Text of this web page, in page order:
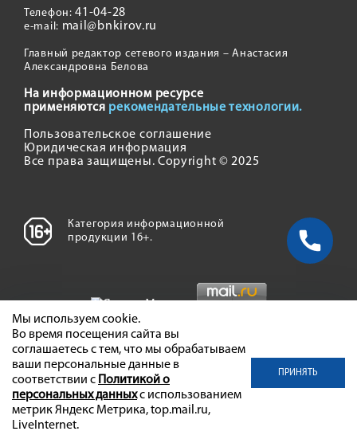
Телефон:41-04-28
e-mail: mail@bnkirov.ru
Главный редактор сетевого издания – Анастасия
Александровна Белова
На информационном ресурсе
применяются рекомендательные технологии.
Пользовательское соглашение
Юридическая информация
Все права защищены. Copyright © 2025
Категория информационной
продукции 16+.
Мы используем cookie.
Во время посещения сайта вы
соглашаетесь с тем, что мы обрабатываем
ваши персональные данные в
соответствии с Политикой о
персональных данныхс использованием
метрик Яндекс Метрика, top.mail.ru,
LiveInternet.
ПРИНЯТЬ